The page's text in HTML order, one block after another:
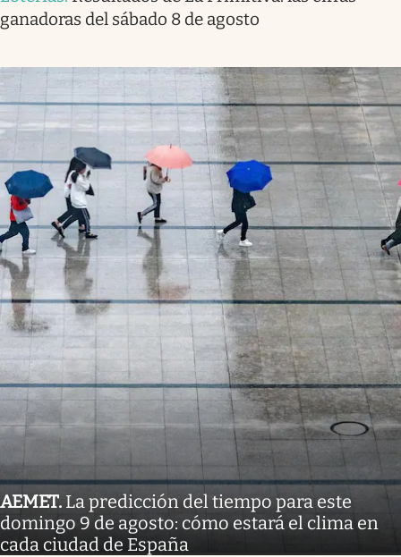
ganadoras del sábado 8 de agosto
AEMET. La predicción del tiempo para este
domingo 9 de agosto: cómo estará el clima en
cada ciudad de España